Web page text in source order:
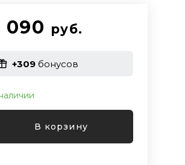
090 руб.
+309бонусов
В корзину